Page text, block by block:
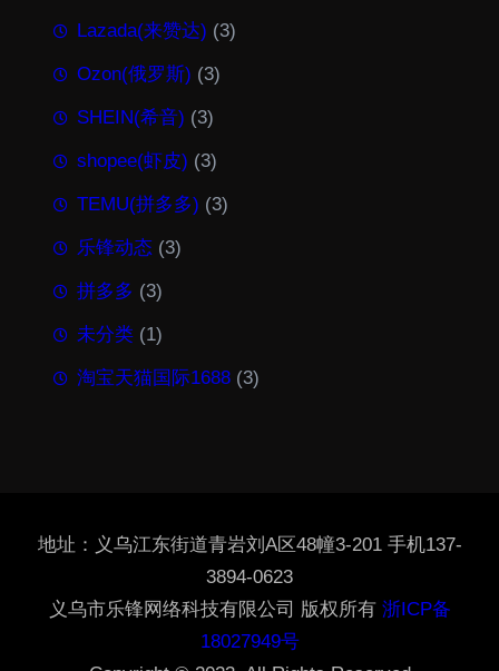
Lazada(来赞达) (3)
Ozon(俄罗斯) (3)
SHEIN(希音) (3)
shopee(虾皮) (3)
TEMU(拼多多) (3)
乐锋动态 (3)
拼多多 (3)
未分类 (1)
淘宝天猫国际1688 (3)
地址：义乌江东街道青岩刘A区48幢3-201 手机137-
3894-0623
义乌市乐锋网络科技有限公司 版权所有 浙ICP备
18027949号